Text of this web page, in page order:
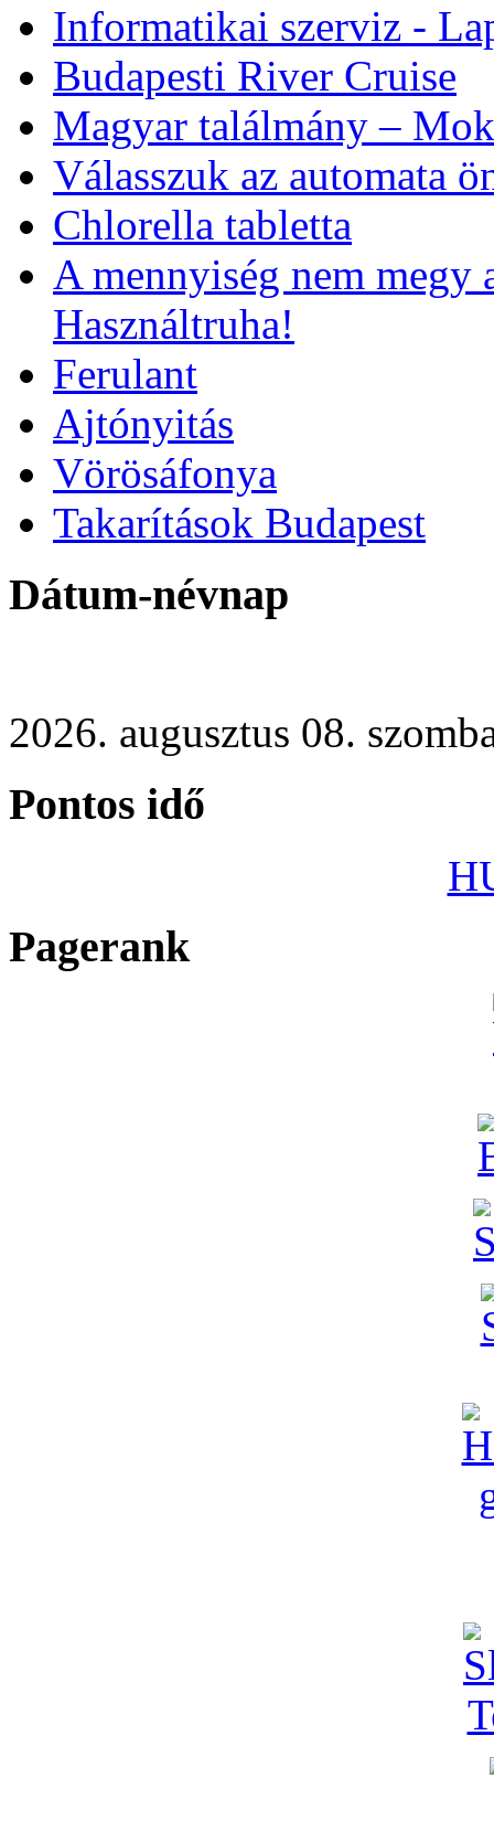
Informatikai szerviz -
Budapesti River Cruise
Magyar találmány –
Válasszuk az automata
Chlorella tabletta
A mennyiség nem megy
Használtruha!
Ferulant
Ajtónyitás
Vörösáfonya
Takarítások Budapest
Dátum-névnap
2026. augusztus 08.
Pontos idő
Pagerank